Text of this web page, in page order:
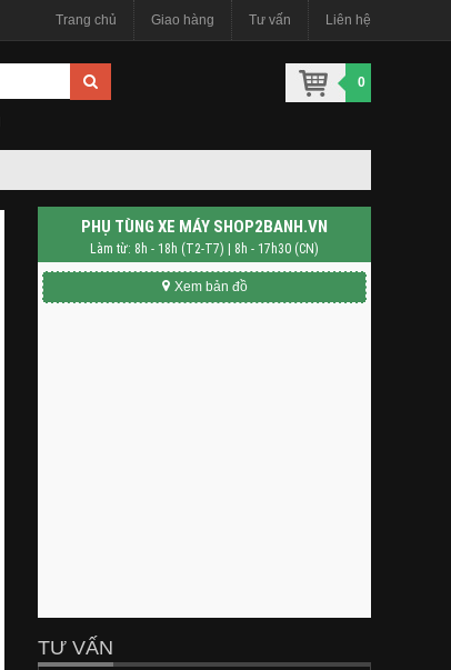
Trang chủ Giao hàng Tư vấn Liên hệ
0
PHỤ TÙNG XE MÁY SHOP2BANH.VN
Làm từ: 8h - 18h (T2-T7) | 8h - 17h30 (CN)
Xem bản đồ
TƯ VẤN